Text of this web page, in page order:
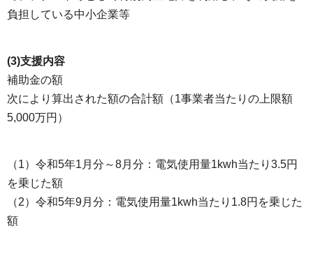
負担している中小企業等
(3)支援内容
補助金の額
次により算出された額の合計額（1事業者当たりの上限額
5,000万円）
（1）令和5年1月分～8月分：電気使用量1kwh当たり3.5円
を乗じた額
（2）令和5年9月分：電気使用量1kwh当たり1.8円を乗じた
額